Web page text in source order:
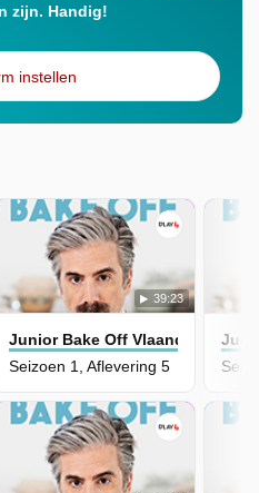
zijn. Handig!
instellen
39:23
Junior Bake Off Vlaanderen
Seizoen 1, Aflevering 5